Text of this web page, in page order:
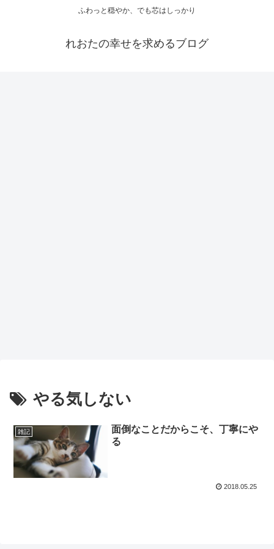
ふわっと穏やか、でも芯はしっかり
れおたの幸せを求めるブログ
やる気しない
雑記
面倒なことだからこそ、丁寧にや
る
2018.05.25